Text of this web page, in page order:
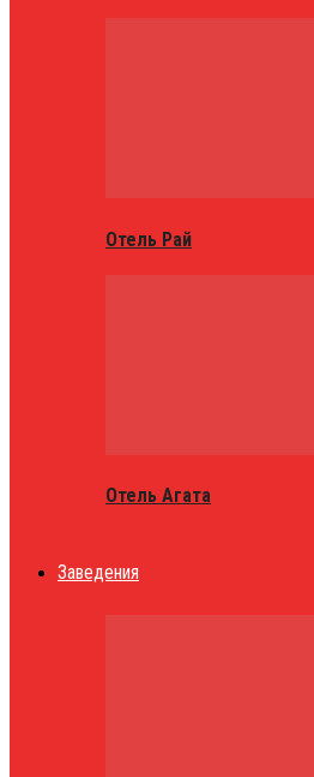
Отель Рай
Отель Агата
Заведения